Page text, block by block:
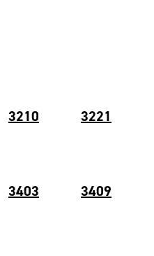
3210 3221
3403 3409